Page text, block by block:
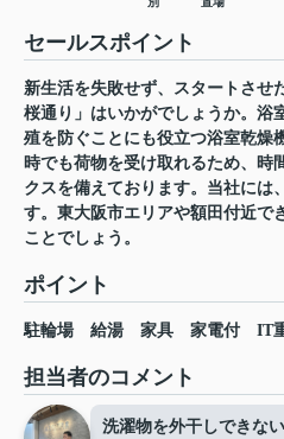
セールスポイント
新生活を失敗せず、スタートさせ
桜通り」はいかがでしょうか。浴
殖を防ぐことにも役立つ浴室乾燥
時でも荷物を受け取れるため、時
クスを備えております。当社には
す。東大阪市エリアや額田付近で
ことでしょう。
ポイント
駐輪場 給湯 家具 家電付 IT
担当者のコメント
洗濯物を外干しできな